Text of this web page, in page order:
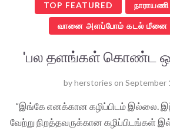
TOP FEATURED
வானை அளப்போம் கடல் மீனை
'பல தளங்கள் கொண்ட
byherstories on September
“இங்கே எனக்கான கழிப்பிடம் இல்லை.
வேற்று நிறத்தவருக்கான கழிப்பிடங்கள்